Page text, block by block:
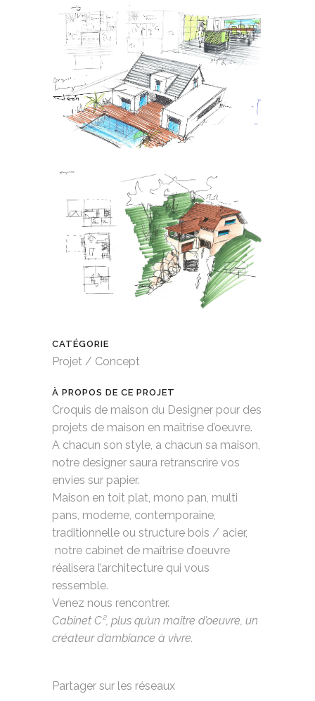
CATÉGORIE
Projet / Concept
À PROPOS DE CE PROJET
Croquis de maison du Designer pour des
projets de maison en maîtrise d’oeuvre.
A chacun son style, a chacun sa maison,
notre designer saura retranscrire vos
envies sur papier.
Maison en toit plat, mono pan, multi
pans, moderne, contemporaine,
traditionnelle ou structure bois / acier,
notre cabinet de maîtrise d’oeuvre
réalisera l’architecture qui vous
ressemble.
Venez nous rencontrer.
Cabinet C², plus qu’un maître d’oeuvre, un
créateur d’ambiance à vivre.
Partager sur les réseaux